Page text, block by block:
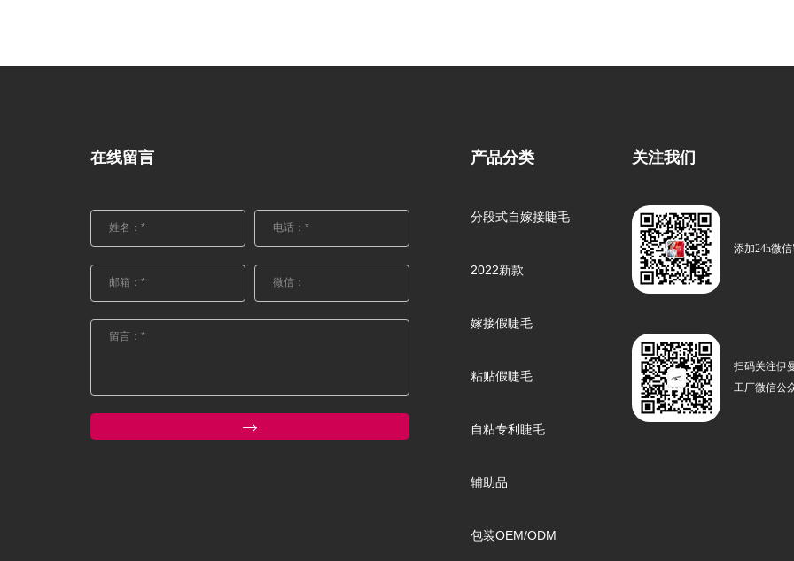
在线留言 产品分类
分段式自嫁接睫毛
2022新款
嫁接假睫毛
粘贴假睫毛
自粘专利睫毛
辅助品
包装OEM/ODM
关注我们
添加24h微
扫码关注伊
工厂微信公